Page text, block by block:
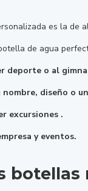
es la de
de agua
deporte o al
diseño o
excursiones .
y eventos.